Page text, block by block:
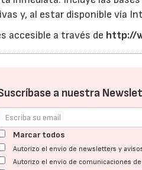
y, al estar disponible vía
accesible a través de http://
a nuestra
Marcar todos
Autorizo el envío de newsletters y
Autorizo el envío de comunicaciones